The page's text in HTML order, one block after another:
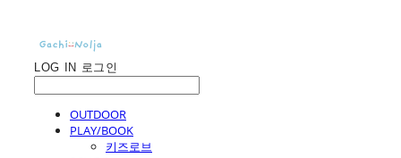
LOG IN 로그인
OUTDOOR
PLAY/BOOK
키즈로브